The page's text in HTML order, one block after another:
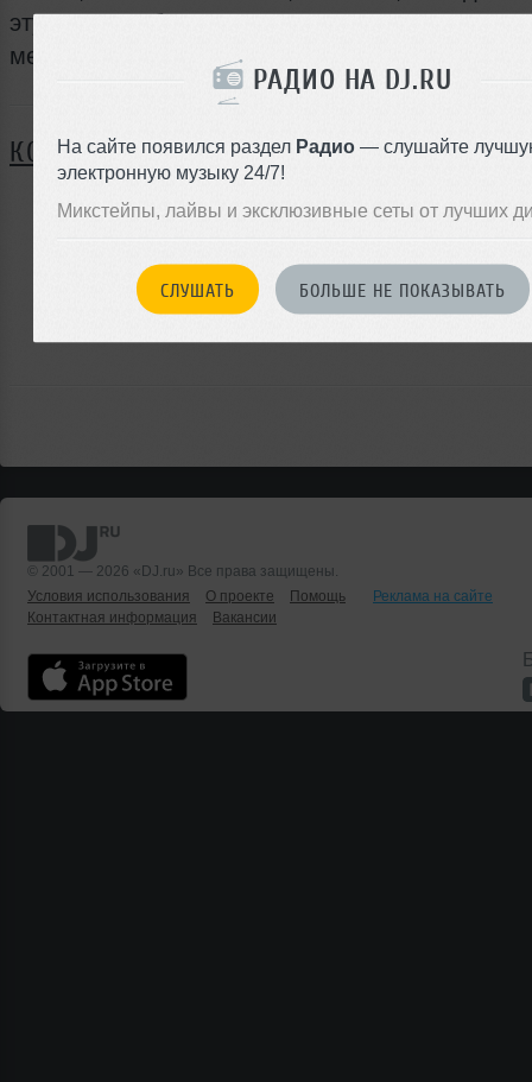
РАДИО НА DJ.RU
На сайте появился раздел Радио — слушайте
электронную музыку 24/7!
Микстейпы, лайвы и эксклюзивные сеты от лучших
СЛУШАТЬ БОЛЬШЕ НЕ ПОКАЗЫВАТЬ
эту ночь, чтобы показать все самые лучшие
международного RnB&amp;Hip-hop. <br />
КОММЕНТАРИИ
Или
войдите на сайт
© 2001 — 2026 «DJ.ru» Все права защищены.
Условия использования
О проекте Помощь
Реклама на сайте
Контактная информация
Вакансии